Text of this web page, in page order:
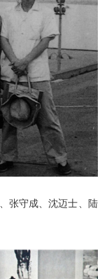
张守成、沈迈士、陆